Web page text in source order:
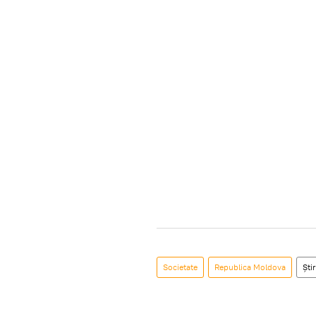
Societate Republica Moldova